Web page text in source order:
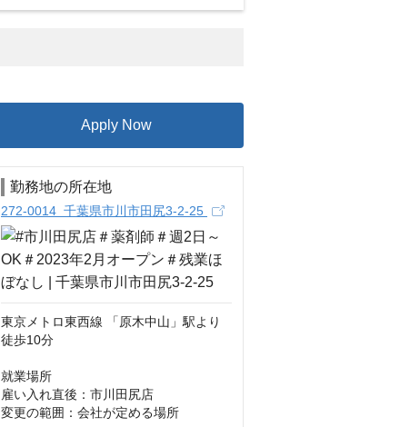
Apply Now
勤務地の所在地
272-0014 千葉県市川市田尻3-2-25
東京メトロ東西線 「原木中山」駅より
徒歩10分
就業場所
雇い入れ直後：市川田尻店
変更の範囲：会社が定める場所